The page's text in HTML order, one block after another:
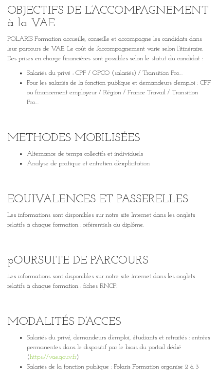
OBJECTIFS DE L’ACCOMPAGNEMENT
à la VAE
POLARIS Formation accueille, conseille et accompagne les candidats dans
leur parcours de VAE. Le coût de l’accompagnement varie selon l’itinéraire.
Des prises en charge financières sont possibles selon le statut du candidat :
Salariés du privé : CPF / OPCO (salariés) / Transition Pro…
Pour les salariés de la fonction publique et demandeurs d’emploi : CPF
ou financement employeur / Région / France Travail / Transition
Pro…
METHODES MOBILISÉES
Alternance de temps collectifs et individuels
Analyse de pratique et entretien d’explicitation
EQUIVALENCES ET PASSERELLES
Les informations sont disponibles sur notre site Internet dans les onglets
relatifs à chaque formation : référentiels du diplôme.
pOURSUITE DE PARCOURS
Les informations sont disponibles sur notre site Internet dans les onglets
relatifs à chaque formation : fiches RNCP.
MODALITÉS D’ACCES
Salariés du privé, demandeurs d’emploi, étudiants et retraités : entrées
permanentes dans le dispositif par le biais du portail dédié
(https://vae.gouv.fr)
Salariés de la fonction publique : Polaris Formation organise 2 à 3